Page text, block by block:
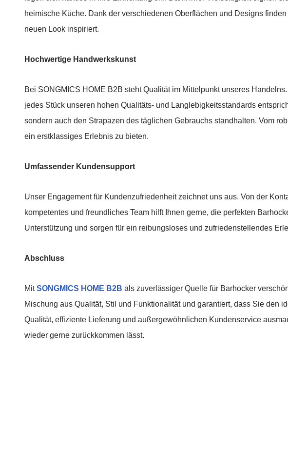
heimische Küche. Dank der verschiedenen Oberflächen und Designs
neuen Look inspiriert.
Hochwertige Handwerkskunst
Bei SONGMICS HOME B2B steht Qualität im Mittelpunkt unseres
jedes Stück unseren hohen Qualitäts- und Langlebigkeitsstandards
sondern auch den Strapazen des täglichen Gebrauchs standhalten. Vom
ein erstklassiges Erlebnis zu bieten.
Umfassender Kundensupport
Unser Engagement für Kundenzufriedenheit zeichnet uns aus. Von der
kompetentes und freundliches Team hilft Ihnen gerne, die perfekten
Unterstützung und sorgen für ein reibungsloses und zufriedenstellendes
Abschluss
MitSONGMICS HOME B2B als zuverlässiger Quelle für Barhocker
Mischung aus Qualität, Stil und Funktionalität und garantiert, dass Sie den
Qualität, effiziente Lieferung und außergewöhnlichen Kundenservice
wieder gerne zurückkommen lässt.